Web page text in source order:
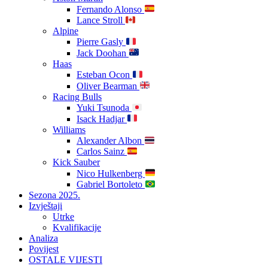
Fernando Alonso
Lance Stroll
Alpine
Pierre Gasly
Jack Doohan
Haas
Esteban Ocon
Oliver Bearman
Racing Bulls
Yuki Tsunoda
Isack Hadjar
Williams
Alexander Albon
Carlos Sainz
Kick Sauber
Nico Hulkenberg
Gabriel Bortoleto
Sezona 2025.
Izvještaji
Utrke
Kvalifikacije
Analiza
Povijest
OSTALE VIJESTI